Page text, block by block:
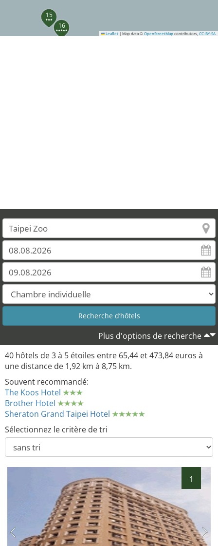
15
16
Leaflet | Map data © OpenStreetMap contributors, CC-BY-SA
Plus d'options de recherche
40 hôtels de 3 à 5 étoiles entre 65,44 et 473,84 euros à
une distance de 1,92 km à 8,75 km.
Souvent recommandé:
The Koos Hotel
Brother Hotel
Sheraton Grand Taipei Hotel
Sélectionnez le critère de tri
1